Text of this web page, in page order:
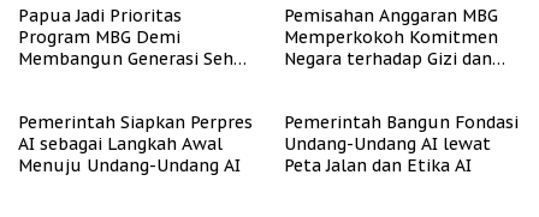
Papua Jadi Prioritas
Program MBG Demi
Membangun Generasi Sehat
Pemisahan Anggaran MBG
Memperkokoh Komitmen
Negara terhadap Gizi dan
Pemerintah Siapkan Perpres
AI sebagai Langkah Awal
Menuju Undang-Undang AI
Pemerintah Bangun Fondasi
Undang-Undang AI lewat
Peta Jalan dan Etika AI